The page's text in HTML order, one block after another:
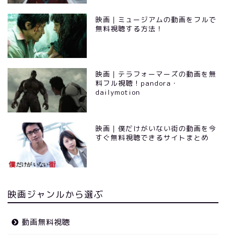
映画｜ミュージアムの動画をフルで
無料視聴する方法！
映画｜テラフォーマーズの動画を無
料フル視聴！pandora・
dailymotion
映画｜僕だけがいない街の動画を今
すぐ無料視聴できるサイトまとめ
映画ジャンルから選ぶ
動画無料視聴